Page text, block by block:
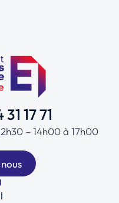
17 71
– 14h00 à 17h00